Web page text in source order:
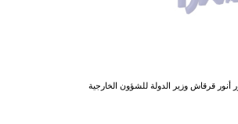
أنور قرقاش وزير الدولة للشؤون الخارجية